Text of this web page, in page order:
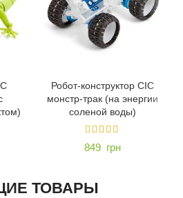
Робот-конструктор CIC
монстр-трак (на энергии
соленой воды)
849 грн
ТОВАРЫ